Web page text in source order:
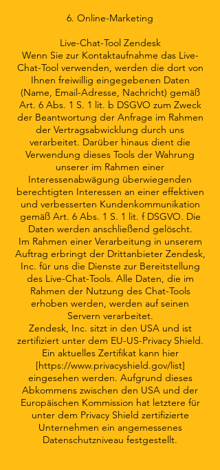
6. Online-Marketing
Live-Chat-Tool Zendesk
Wenn Sie zur Kontaktaufnahme das Live-
Chat-Tool verwenden, werden die dort von
Ihnen freiwillig eingegebenen Daten
(Name, Email-Adresse, Nachricht) gemäß
Art. 6 Abs. 1 S. 1 lit. b DSGVO zum Zweck
der Beantwortung der Anfrage im Rahmen
der Vertragsabwicklung durch uns
verarbeitet. Darüber hinaus dient die
Verwendung dieses Tools der Wahrung
unserer im Rahmen einer
Interessenabwägung überwiegenden
berechtigten Interessen an einer effektiven
und verbesserten Kundenkommunikation
gemäß Art. 6 Abs. 1 S. 1 lit. f DSGVO. Die
Daten werden anschließend gelöscht.
Im Rahmen einer Verarbeitung in unserem
Auftrag erbringt der Drittanbieter Zendesk,
Inc. für uns die Dienste zur Bereitstellung
des Live-Chat-Tools. Alle Daten, die im
Rahmen der Nutzung des Chat-Tools
erhoben werden, werden auf seinen
Servern verarbeitet.
Zendesk, Inc. sitzt in den USA und ist
zertifiziert unter dem EU-US-Privacy Shield.
Ein aktuelles Zertifikat kann hier
[https://www.privacyshield.gov/list]
eingesehen werden. Aufgrund dieses
Abkommens zwischen den USA und der
Europäischen Kommission hat letztere für
unter dem Privacy Shield zertifizierte
Unternehmen ein angemessenes
Datenschutzniveau festgestellt.